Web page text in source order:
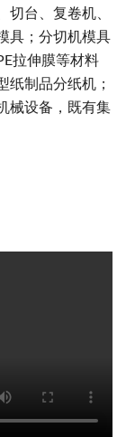
台、复卷机、
具；分切机模具
拉伸膜等材料
纸制品分纸机；
械设备，既有集